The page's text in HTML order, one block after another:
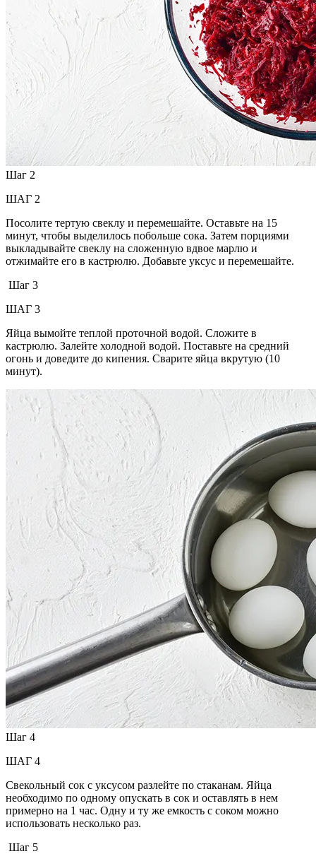
Шаг 2
ШАГ 2
Посолите тертую свеклу и перемешайте. Оставьте на 15
минут, чтобы выделилось побольше сока. Затем порциями
выкладывайте свеклу на сложенную вдвое марлю и
отжимайте его в кастрюлю. Добавьте уксус и перемешайте.
Шаг 3
ШАГ 3
Яйца вымойте теплой проточной водой. Сложите в
кастрюлю. Залейте холодной водой. Поставьте на средний
огонь и доведите до кипения. Сварите яйца вкрутую (10
минут).
Шаг 4
ШАГ 4
Свекольный сок с уксусом разлейте по стаканам. Яйца
необходимо по одному опускать в сок и оставлять в нем
примерно на 1 час. Одну и ту же емкость с соком можно
использовать несколько раз.
Шаг 5